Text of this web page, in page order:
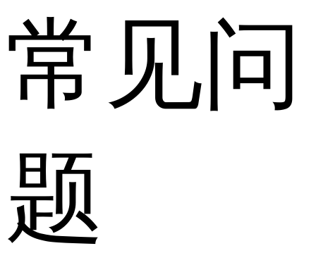
常见问
题